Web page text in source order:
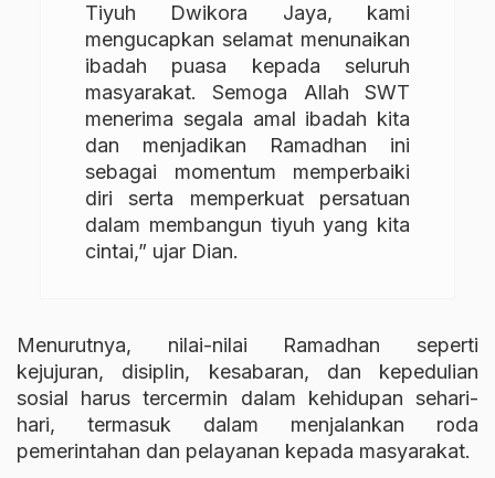
Tiyuh Dwikora Jaya, kami
mengucapkan selamat menunaikan
ibadah puasa kepada seluruh
masyarakat. Semoga Allah SWT
menerima segala amal ibadah kita
dan menjadikan Ramadhan ini
sebagai momentum memperbaiki
diri serta memperkuat persatuan
dalam membangun tiyuh yang kita
cintai,” ujar Dian.
Menurutnya, nilai-nilai Ramadhan seperti
kejujuran, disiplin, kesabaran, dan kepedulian
sosial harus tercermin dalam kehidupan sehari-
hari, termasuk dalam menjalankan roda
pemerintahan dan pelayanan kepada masyarakat.